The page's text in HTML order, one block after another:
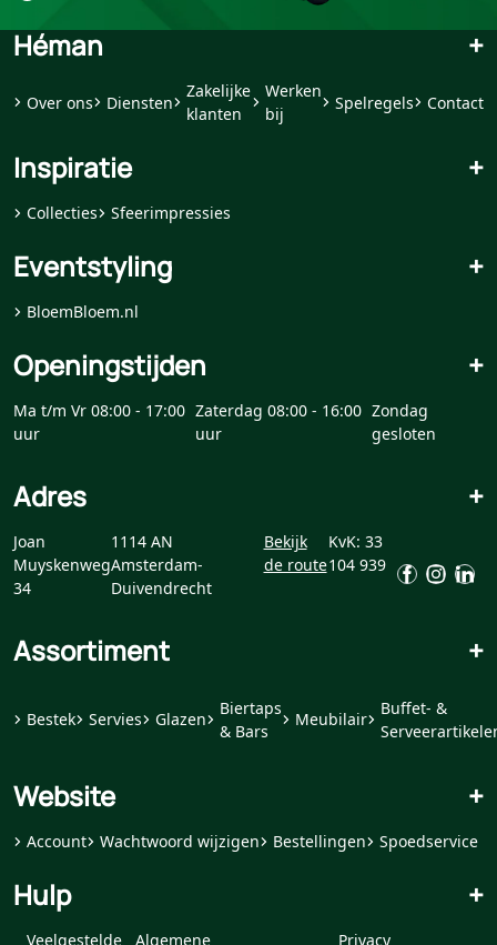
Héman +
Over ons Diensten
Zakelijke
klanten
Werken
bij
Spelregels Contact
Inspiratie +
Collecties Sfeerimpressies
Eventstyling +
BloemBloem.nl
Openingstijden +
Ma t/m Vr 08:00 - 17:00
uur
Zaterdag 08:00 - 16:00
uur
Zondag
gesloten
Adres +
Joan
Muyskenweg
34
1114 AN
Amsterdam-
Duivendrecht
Bekijk
de route
KvK: 33
104 939
Assortiment +
Bestek Servies Glazen
Biertaps
& Bars
Meubilair
Buffet- &
Website +
Account Wachtwoord wijzigen Bestellingen Spoedservice
Hulp +
Veelgestelde Algemene Privacy